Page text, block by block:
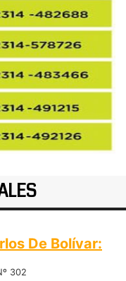
De Bolívar:
302